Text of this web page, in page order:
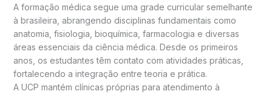
A formação médica segue uma grade curricular semelhante
à brasileira, abrangendo disciplinas fundamentais como
anatomia, fisiologia, bioquímica, farmacologia e diversas
áreas essenciais da ciência médica. Desde os primeiros
anos, os estudantes têm contato com atividades práticas,
fortalecendo a integração entre teoria e prática.
A UCP mantém clínicas próprias para atendimento à